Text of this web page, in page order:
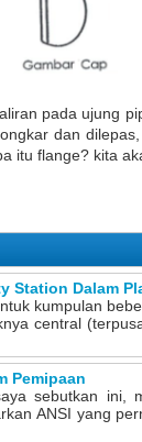
pada ujung
dan
itu flange? kita
Station Dalam
kumpulan
central
Pemipaan
sebutkan ini,
ANSI yang